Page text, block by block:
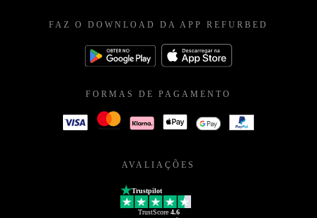
FAZ O DOWNLOAD DA APP REFURBED
FORMAS DE PAGAMENTO
AVALIAÇÕES
Trustpilot
TrustScore 4.6